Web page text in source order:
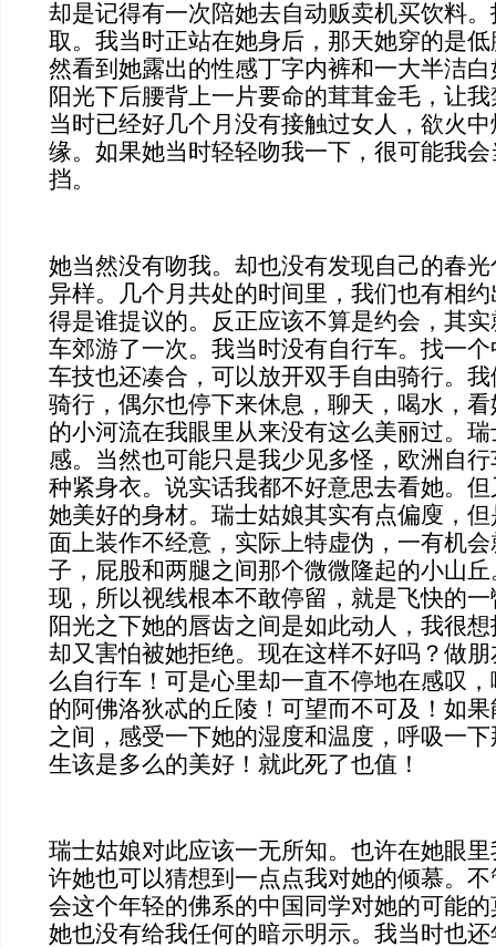
却是记得有一次陪她去自动贩卖机买饮料
取。我当时正站在她身后，那天她穿的是
然看到她露出的性感丁字内裤和一大半洁
阳光下后腰背上一片要命的茸茸金毛，让
当时已经好几个月没有接触过女人，欲火
缘。如果她当时轻轻吻我一下，很可能我
挡。
她当然没有吻我。却也没有发现自己的春
异样。几个月共处的时间里，我们也有相
得是谁提议的。反正应该不算是约会，其
车郊游了一次。我当时没有自行车。找一
车技也还凑合，可以放开双手自由骑行。
骑行，偶尔也停下来休息，聊天，喝水，
的小河流在我眼里从来没有这么美丽过。
感。当然也可能只是我少见多怪，欧洲自
种紧身衣。说实话我都不好意思去看她。
她美好的身材。瑞士姑娘其实有点偏廋，
面上装作不经意，实际上特虚伪，一有机
子，屁股和两腿之间那个微微隆起的小山
现，所以视线根本不敢停留，就是飞快的
阳光之下她的唇齿之间是如此动人，我很
却又害怕被她拒绝。现在这样不好吗？做
么自行车！可是心里却一直不停地在感叹
的阿佛洛狄忒的丘陵！可望而不可及！如
之间，感受一下她的湿度和温度，呼吸一
生该是多么的美好！就此死了也值！
瑞士姑娘对此应该一无所知。也许在她眼
许她也可以猜想到一点点我对她的倾慕。
会这个年轻的佛系的中国同学对她的可能
她也没有给我任何的暗示明示。我当时也